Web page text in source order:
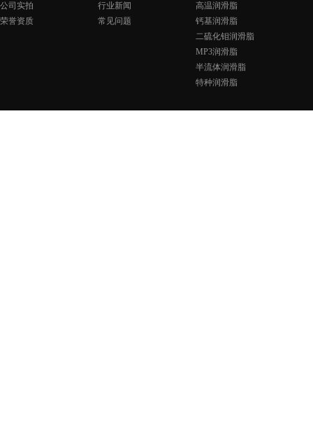
公司实拍
荣誉资质
行业新闻
常见问题
高温润滑脂
钙基润滑脂
二硫化钼润滑脂
MP3润滑脂
半流体润滑脂
特种润滑脂